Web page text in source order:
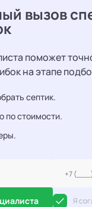
вызов
поможет
на этапе
септик.
по стоимости.
Я